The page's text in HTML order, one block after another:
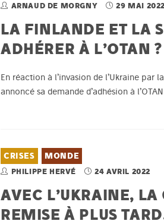
ARNAUD DE MORGNY 29 MAI 2022
LA FINLANDE ET LA
ADHÉRER À L’OTAN ?
En réaction à l’invasion de l’Ukraine par
annoncé sa demande d’adhésion à
CRISES MONDE
PHILIPPE HERVÉ 24 AVRIL 2022
AVEC L’UKRAINE, LA
REMISE À PLUS